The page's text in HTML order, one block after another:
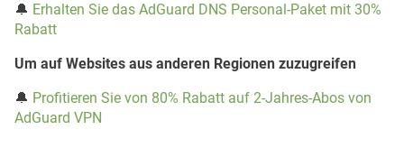
🔔 Erhalten Sie das AdGuard DNS Personal-Paket mit 30%
Rabatt
Um auf Websites aus anderen Regionen zuzugreifen
🔔 Profitieren Sie von 80% Rabatt auf 2-Jahres-Abos von
AdGuard VPN